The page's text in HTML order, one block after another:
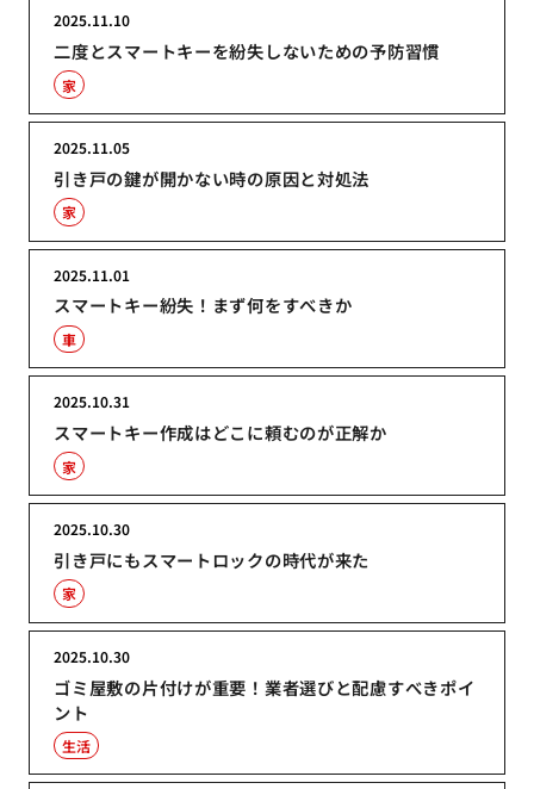
二度とスマートキーを紛失しないための予防習慣
2025.11.10
家
引き戸の鍵が開かない時の原因と対処法
2025.11.05
家
スマートキー紛失！まず何をすべきか
2025.11.01
車
スマートキー作成はどこに頼むのが正解か
2025.10.31
家
引き戸にもスマートロックの時代が来た
2025.10.30
家
ゴミ屋敷の片付けが重要！業者選びと配慮すべきポイ
ント
2025.10.30
生活